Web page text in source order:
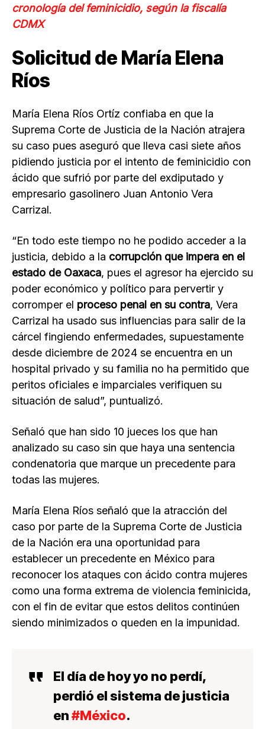
cronología del feminicidio, según la fiscalía
CDMX
Solicitud de María Elena
Ríos
María Elena Ríos Ortíz confiaba en que la
Suprema Corte de Justicia de la Nación atrajera
su caso pues aseguró que lleva casi siete años
pidiendo justicia por el intento de feminicidio con
ácido que sufrió por parte del exdiputado y
empresario gasolinero Juan Antonio Vera
Carrizal.
“En todo este tiempo no he podido acceder a la
justicia, debido a la corrupción que impera en el
estado de Oaxaca, pues el agresor ha ejercido su
poder económico y político para pervertir y
corromper el proceso penal en su contra, Vera
Carrizal ha usado sus influencias para salir de la
cárcel fingiendo enfermedades, supuestamente
desde diciembre de 2024 se encuentra en un
hospital privado y su familia no ha permitido que
peritos oficiales e imparciales verifiquen su
situación de salud”, puntualizó.
Señaló que han sido 10 jueces los que han
analizado su caso sin que haya una sentencia
condenatoria que marque un precedente para
todas las mujeres.
María Elena Ríos señaló que la atracción del
caso por parte de la Suprema Corte de Justicia
de la Nación era una oportunidad para
establecer un precedente en México para
reconocer los ataques con ácido contra mujeres
como una forma extrema de violencia feminicida,
con el fin de evitar que estos delitos continúen
siendo minimizados o queden en la impunidad.
El día de hoy yo no perdí,
perdió el sistema de justicia
en#México.